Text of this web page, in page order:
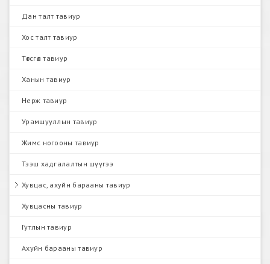
Дан талт тавиур
Хос талт тавиур
Төгсгөл тавиур
Ханын тавиур
Нерж тавиур
Урамшууллын тавиур
Жимс ногооны тавиур
Тээш хадгалалтын шүүгээ
Хувцас, ахуйн барааны тавиур
Хувцасны тавиур
Гутлын тавиур
Ахуйн барааны тавиур